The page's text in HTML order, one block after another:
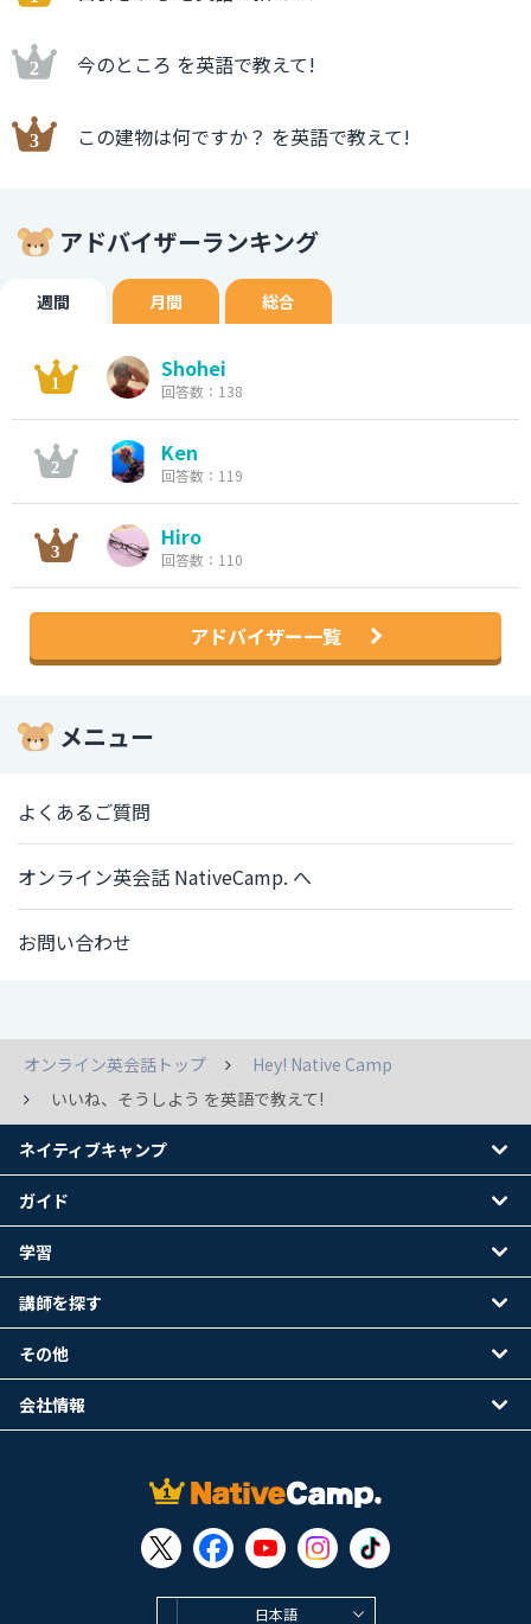
今のところ を英語で教えて!
この建物は何ですか？ を英語で教えて!
アドバイザーランキング
週間 月間 総合
Shohei
回答数：138
Ken
回答数：119
Hiro
回答数：110
アドバイザー一覧
メニュー
よくあるご質問
オンライン英会話 NativeCamp. へ
お問い合わせ
オンライン英会話トップ
Hey! Native Camp
いいね、そうしよう を英語で教えて!
日本語
ネイティブキャンプ
ガイド
学習
講師を探す
その他
会社情報